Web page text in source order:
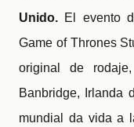
Unido. El evento
Game of Thrones
original de
Banbridge, Irlanda
mundial da vida a